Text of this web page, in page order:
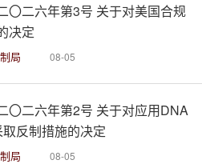
〇二六年第3号 关于对美国合规
决定
局 08-05
〇二六年第2号 关于对应用DNA
反制措施的决定
局 08-05